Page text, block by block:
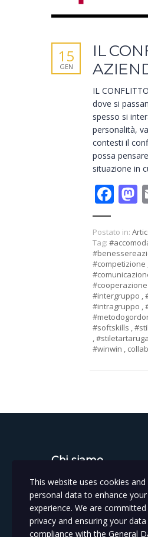
IL
15
GEN
IL
dove si
spesso si
personalità,
contesti il
possa
situazione in
Postato in:
Tag:
#competizione
#cooperazione
#intergruppo ,
#intragruppo ,
#softskills ,
,#stiletartaruga
#winwin ,
Chi siamo
Istituto per la salute e
This website uses cookies
personal data to enhance
experience. We are
privacy and ensuring your
compliance with the General